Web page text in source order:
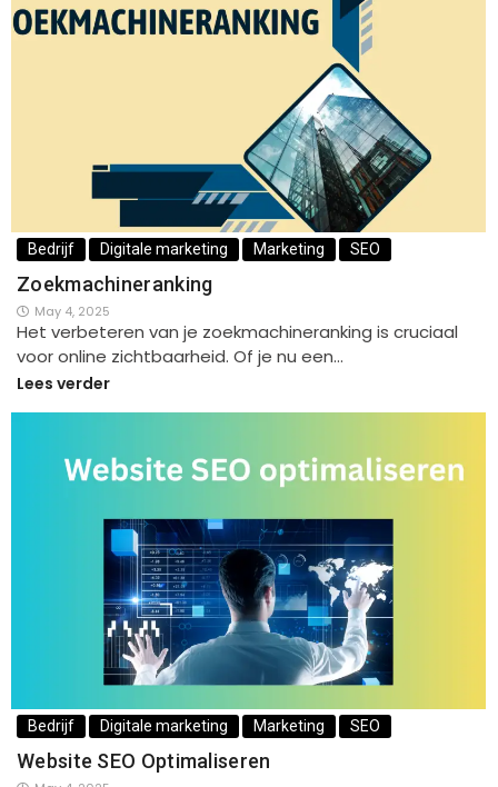
Bedrijf Digitale marketing Marketing SEO
Zoekmachineranking
May 4, 2025
Het verbeteren van je zoekmachineranking is cruciaal
voor online zichtbaarheid. Of je nu een…
Lees verder
Bedrijf Digitale marketing Marketing SEO
Website SEO Optimaliseren